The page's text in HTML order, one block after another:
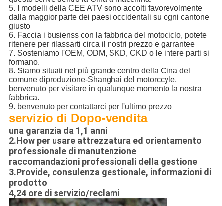
5. I modelli della CEE ATV sono accolti favorevolmente
dalla maggior parte dei paesi occidentali su ogni cantone
giusto
6. Faccia i busienss con la fabbrica del motociclo, potete
ritenere per rilassarti circa il nostri prezzo e garrantee
7. Sosteniamo l'OEM, ODM, SKD, CKD o le intere parti si
formano.
8. Siamo situati nel più grande centro della Cina del
comune diproduzione-Shanghai del motorccyle,
benvenuto per visitare in qualunque momento la nostra
fabbrica.
9. benvenuto per contattarci per l'ultimo prezzo
servizio di Dopo-vendita
una garanzia da 1,1 anni
2.How per usare attrezzatura ed orientamento
professionale di manutenzione
raccomandazioni professionali della gestione
3.Provide, consulenza gestionale, informazioni di
prodotto
4,24 ore di servizio/reclami